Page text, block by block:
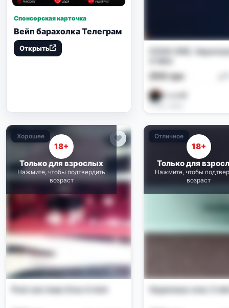
Спонсорская карточка
Вейп барахолка Телеграм
Открыть OXVA ONE,
250 грн
2 нед. назад
Хорошее
18+
Только для взрослых
Нажмите, чтобы подтвердить
возраст
Pod-система Xros 4 mini
Отличное
18+
Только для
Нажмите, чтобы
возраст
Vaporesso xros 3 mini